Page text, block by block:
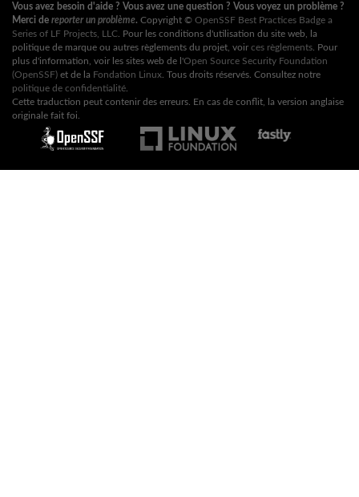
Vous avez besoin d'aide ? Vous avez une question ? Vous voyez un problème ?
Merci de reporter un problème. Copyright © OpenSSF Best Practices Badge a
Series of LF Projects, LLC . Pour les conditions d'utilisation du site web, la
politique de marque ou autres règlements du projet, voir ces règlements . Pour
plus d'information, voir les sites web de l'Open Source Security Foundation
(OpenSSF) et de la Fondation Linux . Tous droits réservés. Consultez notre
politique de confidentialité
Cette traduction peut contenir des erreurs. En cas de conflit, la version anglaise
originale fait foi.